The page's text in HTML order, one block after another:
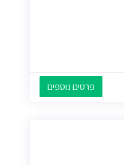
פרטים נוספים